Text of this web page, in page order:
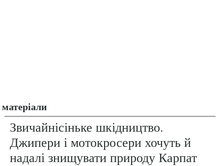
матеріали
Звичайнісіньке шкідництво.
Джипери і мотокросери хочуть й
надалі знищувати природу Карпат